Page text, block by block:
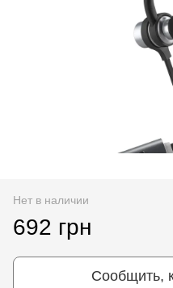
Нет в наличии
692 грн
Сообщить,